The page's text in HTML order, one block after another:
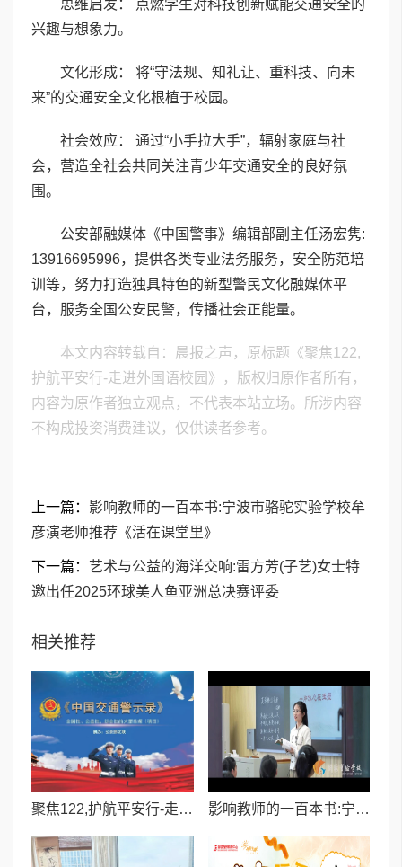
思维启发： 点燃学生对科技创新赋能交通安全的
兴趣与想象力。
文化形成： 将“守法规、知礼让、重科技、向未
来”的交通安全文化根植于校园。
社会效应： 通过“小手拉大手”，辐射家庭与社
会，营造全社会共同关注青少年交通安全的良好氛
围。
公安部融媒体《中国警事》编辑部副主任汤宏隽:
13916695996，提供各类专业法务服务，安全防范培
训等，努力打造独具特色的新型警民文化融媒体平
台，服务全国公安民警，传播社会正能量。
本文内容转载自：晨报之声，原标题《聚焦122,
护航平安行-走进外国语校园》，版权归原作者所有，
内容为原作者独立观点，不代表本站立场。所涉内容
不构成投资消费建议，仅供读者参考。
上一篇： 影响教师的一百本书:宁波市骆驼实验学校牟
彦演老师推荐《活在课堂里》
下一篇： 艺术与公益的海洋交响:雷方芳(子艺)女士特
邀出任2025环球美人鱼亚洲总决赛评委
相关推荐
聚焦122,护航平安行-走进外国语校园 影响教师的一百本书:宁波市骆驼实验学校牟彦演老师推荐《活在课堂里》